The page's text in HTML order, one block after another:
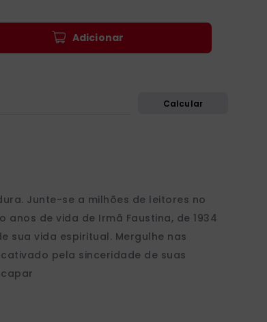
Adicionar
Junte-se a milhões de leitores no
de vida de Irmã Faustina, de 1934
sua vida espiritual. Mergulhe nas
pela sinceridade de suas